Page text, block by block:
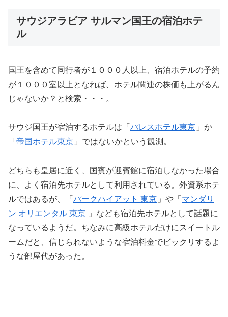
サウジアラビア サルマン国王の宿泊ホテ
ル
国王を含めて同行者が１０００人以上、宿泊ホテルの予約
が１０００室以上となれば、ホテル関連の株価も上がるん
じゃないか？と検索・・・。
サウジ国王が宿泊するホテルは「 パレスホテル東京 」か
「 帝国ホテル東京 」ではないかという観測。
どちらも皇居に近く、国賓が迎賓館に宿泊しなかった場合
に、よく宿泊先ホテルとして利用されている。外資系ホテ
ルではあるが、「 パークハイアット 東京 」や「 マンダリ
ン オリエンタル 東京
」なども宿泊先ホテルとして話題に
なっているようだ。ちなみに高級ホテルだけにスイートル
ームだと、信じられないような宿泊料金でビックリするよ
うな部屋代があった。